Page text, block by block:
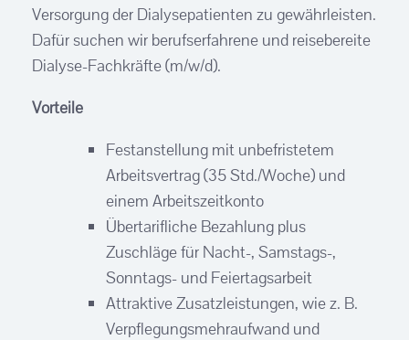
Versorgung der Dialysepatienten zu gewährleisten.
Dafür suchen wir berufserfahrene und reisebereite
Dialyse-Fachkräfte (m/w/d).
Vorteile
Festanstellung mit unbefristetem
Arbeitsvertrag (35 Std./Woche) und
einem Arbeitszeitkonto
Übertarifliche Bezahlung plus
Zuschläge für Nacht-, Samstags-,
Sonntags- und Feiertagsarbeit
Attraktive Zusatzleistungen, wie z. B.
Verpflegungsmehraufwand und